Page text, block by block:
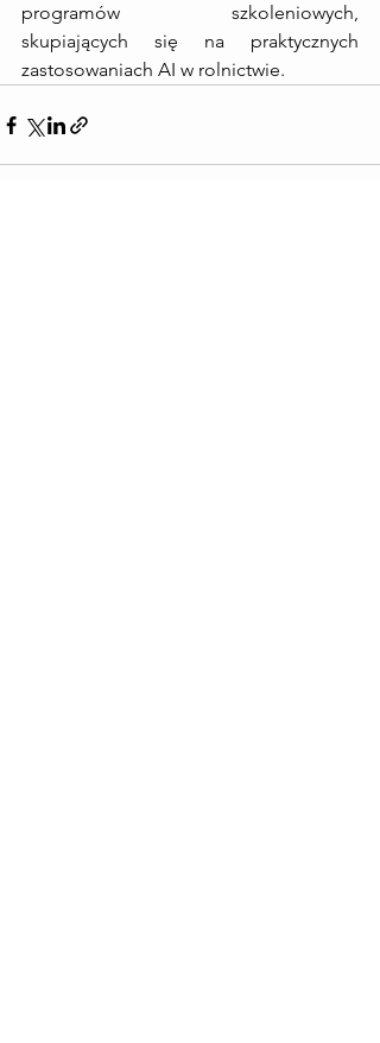
programów szkoleniowych,
skupiających się na praktycznych
zastosowaniach AI w rolnictwie.